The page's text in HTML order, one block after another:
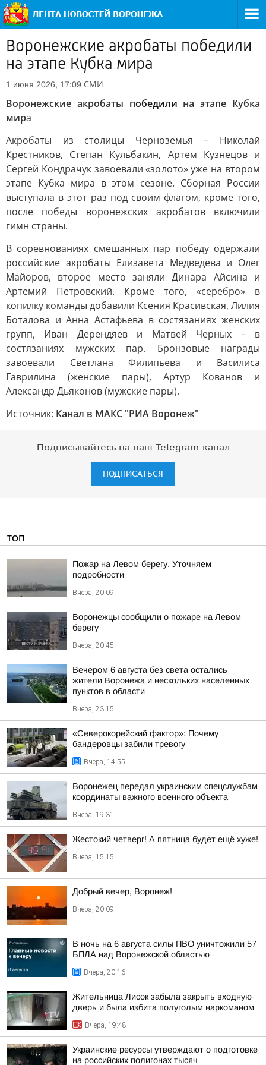
Воронежские акробаты победили
на этапе Кубка мира
1 июня 2026, 17:09 СМИ
Воронежские акробаты победили на этапе Кубка
мира
Акробаты из столицы Черноземья – Николай
Крестников, Степан Кульбакин, Артем Кузнецов и
Сергей Кондрачук завоевали «золото» уже на втором
этапе Кубка мира в этом сезоне. Сборная России
выступала в этот раз под своим флагом, кроме того,
после победы воронежских акробатов включили
гимн страны.
В соревнованиях смешанных пар победу одержали
российские акробаты Елизавета Медведева и Олег
Майоров, второе место заняли Динара Айсина и
Артемий Петровский. Кроме того, «серебро» в
копилку команды добавили Ксения Красивская, Лилия
Боталова и Анна Астафьева в состязаниях женских
групп, Иван Дерендяев и Матвей Черных – в
состязаниях мужских пар. Бронзовые награды
завоевали Светлана Филипьева и Василиса
Гаврилина (женские пары), Артур Кованов и
Александр Дьяконов (мужские пары).
Источник: Канал в МАКС "РИА Воронеж"
Подписывайтесь на наш Telegram-канал
ПОДПИСАТЬСЯ
ТОП
Пожар на Левом берегу. Уточняем
подробности
Вчера, 20:09
Воронежцы сообщили о пожаре на Левом
берегу
Вчера, 20:45
Вечером 6 августа без света остались
жители Воронежа и нескольких населенных
пунктов в области
Вчера, 23:15
«Северокорейский фактор»: Почему
бандеровцы забили тревогу
Вчера, 14:55
Воронежец передал украинским спецслужбам
координаты важного военного объекта
Вчера, 19:31
Жестокий четверг! А пятница будет ещё хуже!
Вчера, 15:15
Добрый вечер, Воронеж!
Вчера, 20:09
В ночь на 6 августа силы ПВО уничтожили 57
БПЛА над Воронежской областью
Вчера, 20:16
Жительница Лисок забыла закрыть входную
дверь и была избита полуголым наркоманом
Вчера, 19:48
Украинские ресурсы утверждают о подготовке
на российских полигонах тысяч